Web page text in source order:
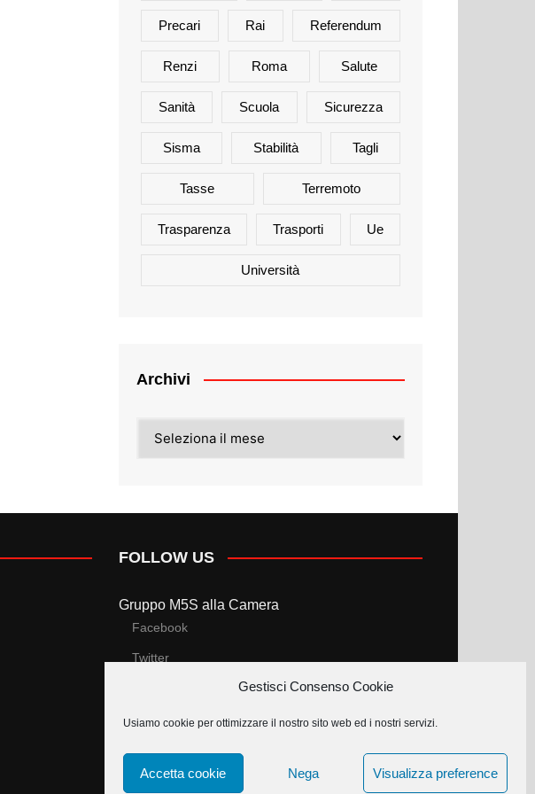
Gestisci Consenso Cookie
Usiamo cookie per ottimizzare il nostro sito web ed i nostri servizi.
Accetta cookie Nega Visualizza preference
Precari Rai Referendum
Renzi Roma Salute
Sanità Scuola Sicurezza
Sisma Stabilità Tagli
Tasse Terremoto
Trasparenza Trasporti Ue
Università
Archivi
FOLLOW US
Gruppo M5S alla Camera
Facebook
Twitter